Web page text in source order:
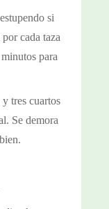
si
cada taza
para
tres cuartos
Se demora